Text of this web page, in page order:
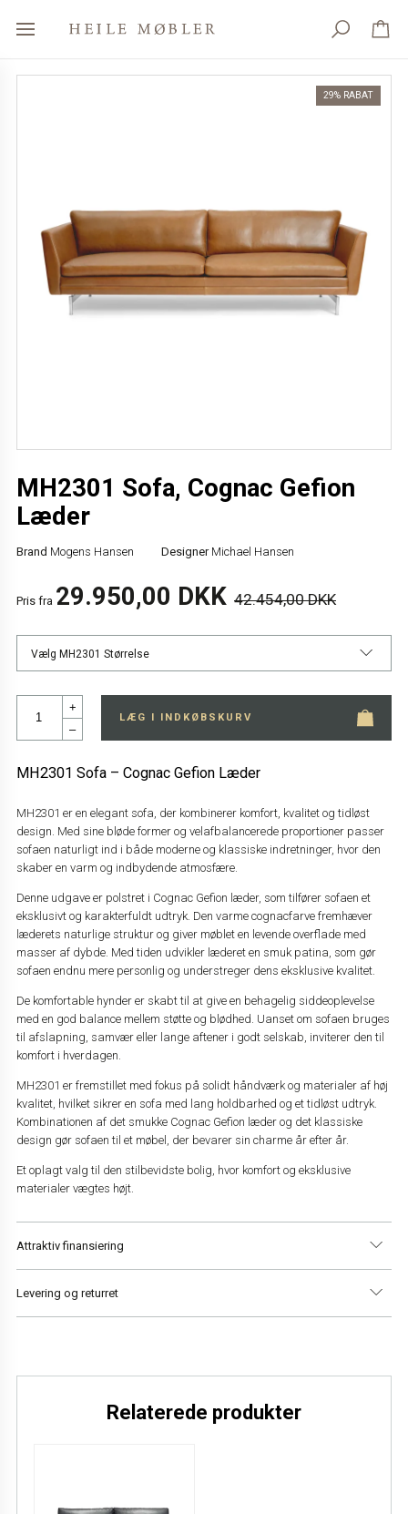
29% RABAT
MH2301 Sofa, Cognac Gefion
Læder
Brand Mogens Hansen Designer Michael Hansen
Pris fra 29.950,00 DKK 42.454,00 DKK
Vælg MH2301 Størrelse
+
–
LÆG I INDKØBSKURV
MH2301 Sofa – Cognac Gefion Læder
MH2301 er en elegant sofa, der kombinerer komfort, kvalitet og tidløst
design. Med sine bløde former og velafbalancerede proportioner passer
sofaen naturligt ind i både moderne og klassiske indretninger, hvor den
skaber en varm og indbydende atmosfære.
Denne udgave er polstret i Cognac Gefion læder, som tilfører sofaen et
eksklusivt og karakterfuldt udtryk. Den varme cognacfarve fremhæver
læderets naturlige struktur og giver møblet en levende overflade med
masser af dybde. Med tiden udvikler læderet en smuk patina, som gør
sofaen endnu mere personlig og understreger dens eksklusive kvalitet.
De komfortable hynder er skabt til at give en behagelig siddeoplevelse
med en god balance mellem støtte og blødhed. Uanset om sofaen bruges
til afslapning, samvær eller lange aftener i godt selskab, inviterer den til
komfort i hverdagen.
MH2301 er fremstillet med fokus på solidt håndværk og materialer af høj
kvalitet, hvilket sikrer en sofa med lang holdbarhed og et tidløst udtryk.
Kombinationen af det smukke Cognac Gefion læder og det klassiske
design gør sofaen til et møbel, der bevarer sin charme år efter år.
Et oplagt valg til den stilbevidste bolig, hvor komfort og eksklusive
materialer vægtes højt.
Attraktiv finansiering
Levering og returret
Relaterede produkter